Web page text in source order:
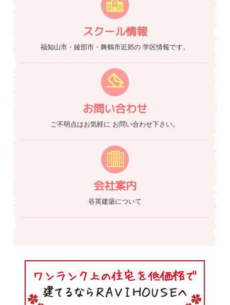
スクール情報
福知山市・綾部市・舞鶴市近郊の学区情報です。
お問い合わせ
ご不明点はお気軽に お問い合わせ下さい。
会社案内
谷英建築について